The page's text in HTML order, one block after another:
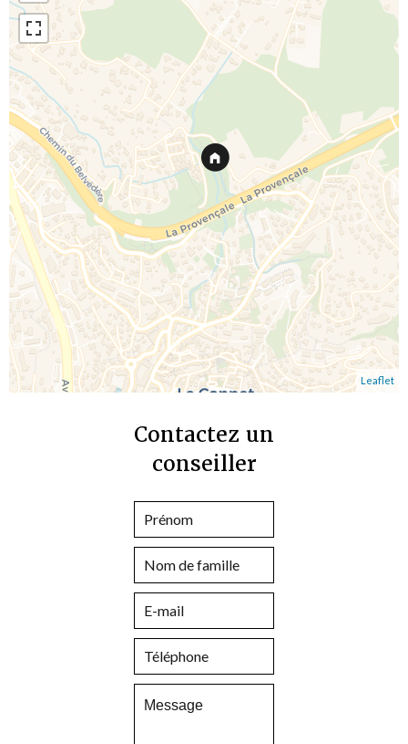
Leaflet
Contactez un
conseiller